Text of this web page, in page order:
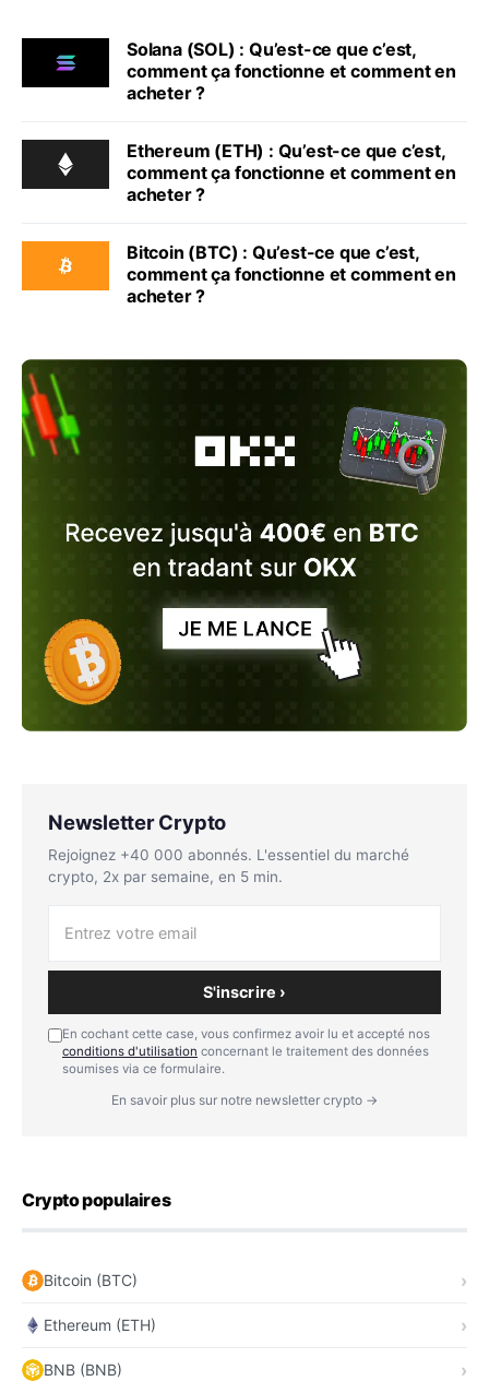
Solana (SOL) : Qu’est-ce que c’est,
comment ça fonctionne et comment en
acheter ?
Ethereum (ETH) : Qu’est-ce que c’est,
comment ça fonctionne et comment en
acheter ?
Bitcoin (BTC) : Qu’est-ce que c’est,
comment ça fonctionne et comment en
acheter ?
Newsletter Crypto
Rejoignez +40 000 abonnés. L'essentiel du marché
crypto, 2x par semaine, en 5 min.
S'inscrire ›
En cochant cette case, vous confirmez avoir lu et accepté nos
conditions d'utilisation concernant le traitement des données
soumises via ce formulaire.
En savoir plus sur notre newsletter crypto →
Crypto populaires
Bitcoin (BTC)
Ethereum (ETH)
BNB (BNB)